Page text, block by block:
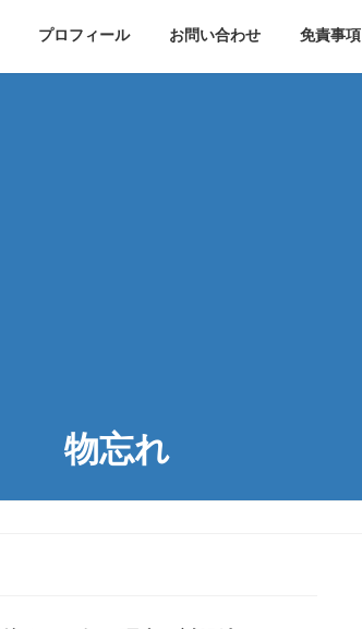
プロフィール お問い合わせ 免責事項
物忘れ